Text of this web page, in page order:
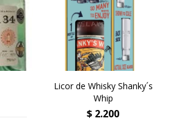
Licor de Whisky Shanky´s
Whip
$ 2.200